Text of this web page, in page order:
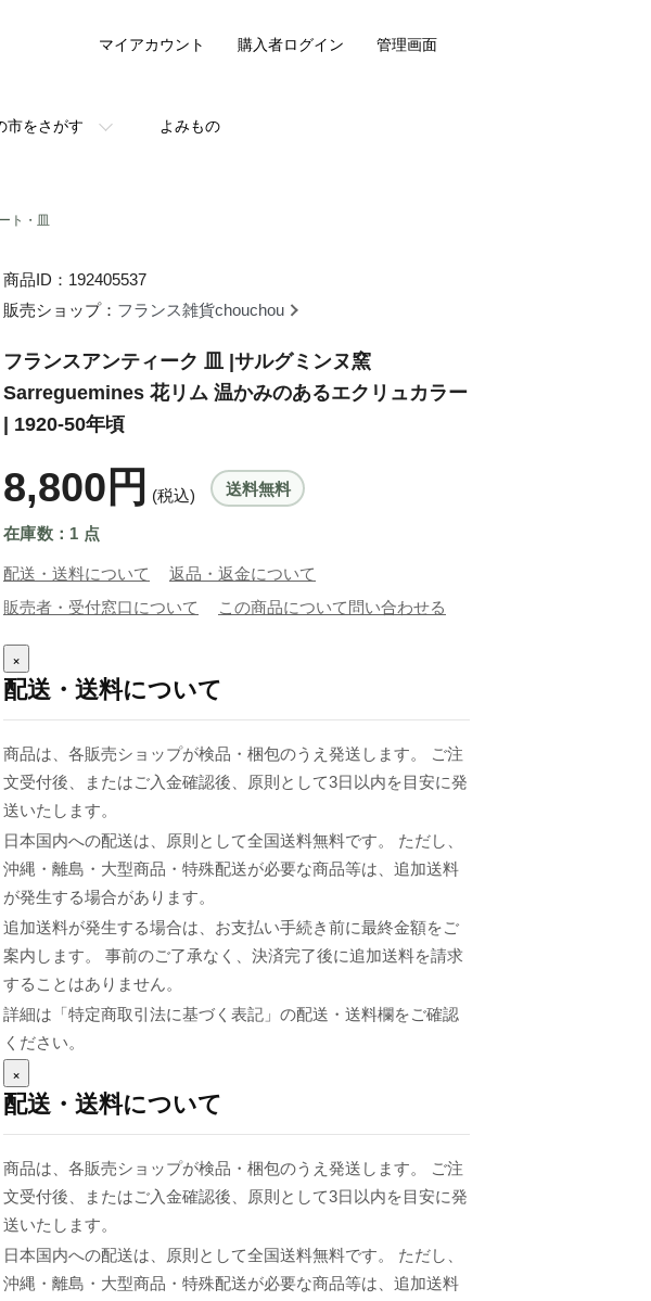
市をさがす よみもの
マイアカウント 購入者ログイン 管理画面
ト・皿
商品ID：192405537
販売ショップ： フランス雑貨chouchou
フランスアンティーク 皿 |サルグミンヌ窯
Sarreguemines 花リム 温かみのあるエクリュカラー
| 1920-50年頃
8,800円 (税込) 送料無料
在庫数：1 点
配送・送料について
返品・返金について
販売者・受付窓口について
この商品について問い合わせる
×
配送・送料について
商品は、各販売ショップが検品・梱包のうえ発送します。 ご注
文受付後、またはご入金確認後、原則として3日以内を目安に発
送いたします。
日本国内への配送は、原則として全国送料無料です。 ただし、
沖縄・離島・大型商品・特殊配送が必要な商品等は、追加送料
が発生する場合があります。
追加送料が発生する場合は、お支払い手続き前に最終金額をご
案内します。 事前のご了承なく、決済完了後に追加送料を請求
することはありません。
詳細は「特定商取引法に基づく表記」の配送・送料欄をご確認
ください。
×
配送・送料について
商品は、各販売ショップが検品・梱包のうえ発送します。 ご注
文受付後、またはご入金確認後、原則として3日以内を目安に発
送いたします。
日本国内への配送は、原則として全国送料無料です。 ただし、
沖縄・離島・大型商品・特殊配送が必要な商品等は、追加送料